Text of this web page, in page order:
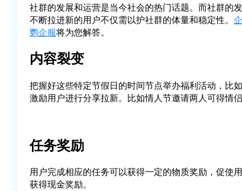
社群的发展和运营是当今社会的热门话题。而社群的
不断拉进新的用户不仅需以护社群的体量和稳定性。
鹦企服将为您解答。
内容裂变
把握好这些特定节假日的时间节点举办福利活动，比
激励用户进行分享拉新。比如情人节邀请两人可得情
任务奖励
用户完成相应的任务可以获得一定的物质奖励，促使
获得现金奖励。